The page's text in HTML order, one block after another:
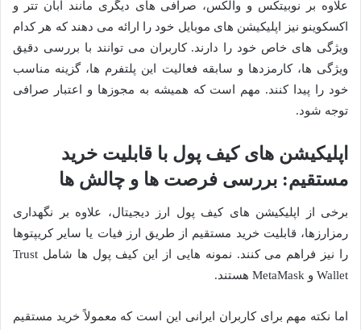
علاوه بر نوبیتکس و والکس، صرافی های دیگری مانند آبان تتر و
اکسکوینو نیز اپلیکیشن های موبایل خود را ارائه می دهند که هر کدام
ویژگی های خاص خود را دارند. کاربران می توانند با بررسی دقیق
ویژگی ها، کارمزدها و سابقه فعالیت این پلتفرم ها، گزینه مناسب
خود را پیدا کنند. مهم است که همیشه به مجوزها و اعتبار صرافی
توجه شود.
اپلیکیشن های کیف پول با قابلیت خرید
مستقیم: بررسی فرصت ها و چالش ها
برخی از اپلیکیشن های کیف پول ارز دیجیتال، علاوه بر نگهداری
رمزارزها، قابلیت خرید مستقیم از طریق ارز فیات یا سایر کریپتوها
را نیز فراهم می کنند. نمونه هایی از این کیف پول ها شامل Trust
Wallet و MetaMask هستند.
اما نکته مهم برای کاربران ایرانی این است که معمولاً خرید مستقیم